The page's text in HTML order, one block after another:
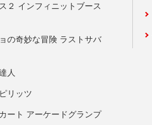
２ インフィニットブース
の奇妙な冒険 ラストサバ
人
リッツ
ート アーケードグランプ